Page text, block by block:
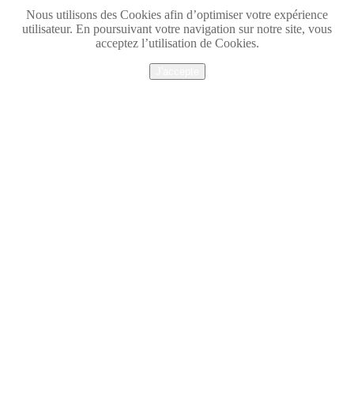
Nous utilisons des Cookies afin d’optimiser votre expérience
utilisateur. En poursuivant votre navigation sur notre site, vous
acceptez l’utilisation de Cookies.